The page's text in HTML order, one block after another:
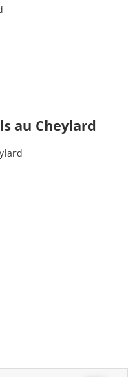
au Cheylard